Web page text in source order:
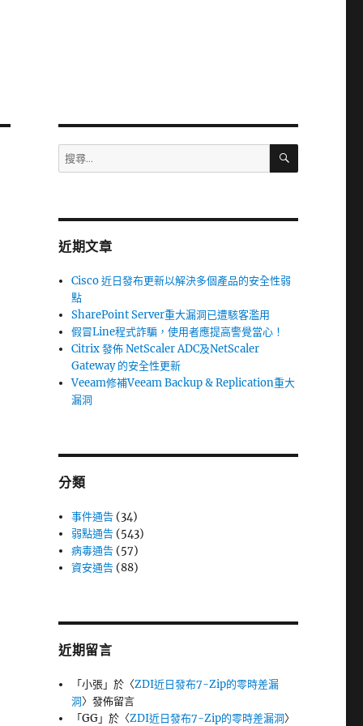
搜
尋
字:
搜
近期文章
Cisco 近日發布更新以解決多個產品的安全性弱
點
SharePoint Server重大漏洞已遭駭客濫用
假冒Line程式詐騙，使用者應提高警覺當心！
Citrix 發佈 NetScaler ADC及NetScaler
Gateway 的安全性更新
Veeam修補Veeam Backup & Replication重大
漏洞
分類
事件通告 (34)
弱點通告 (543)
病毒通告 (57)
資安通告 (88)
近期留言
「小張」於〈ZDI近日發布7-Zip的零時差漏
洞〉發佈留言
「GG」於〈ZDI近日發布7-Zip的零時差漏洞〉